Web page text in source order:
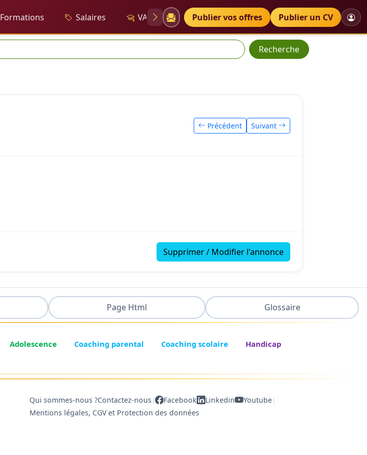
Formations Salaires VAE Diplômes Petites annonces
Publier vos offres Publier un CV
Recherche
Précédent Suivant
Supprimer / Modifier l'annonce
Page Html Glossaire
Adolescence Coaching parental Coaching scolaire
Handicap
Qui sommes-nous ?Contactez-nous | Facebook Linkedin Youtube|
Mentions légales, CGV et Protection des données